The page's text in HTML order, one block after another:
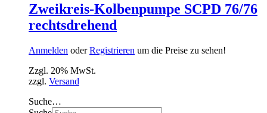
Zweikreis-Kolbenpumpe SCPD 76/76
rechtsdrehend
Anmelden oderRegistrieren um die Preise zu sehen!
Zzgl. 20% MwSt.
zzgl. Versand
Suche…